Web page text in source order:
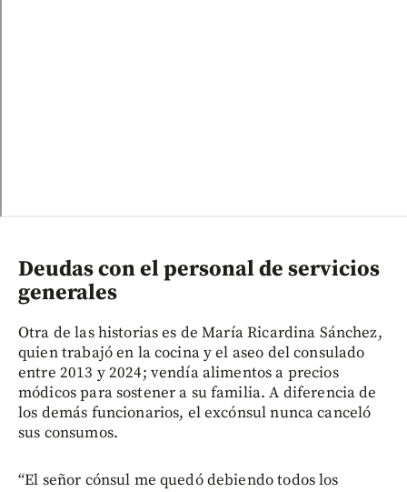
Deudas con el personal de servicios
generales
Otra de las historias es de María Ricardina Sánchez,
quien trabajó en la cocina y el aseo del consulado
entre 2013 y 2024; vendía alimentos a precios
módicos para sostener a su familia. A diferencia de
los demás funcionarios, el excónsul nunca canceló
sus consumos.
“El señor cónsul me quedó debiendo todos los